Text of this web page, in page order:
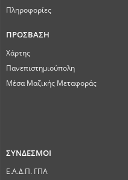
Πληροφορίες
ΠΡΟΣΒΑΣΗ
Χάρτης
Πανεπιστημιούπολη
Μέσα Μαζικής Μεταφοράς
ΣΥΝΔΕΣΜΟΙ
Ε.Α.Δ.Π. ΓΠΑ